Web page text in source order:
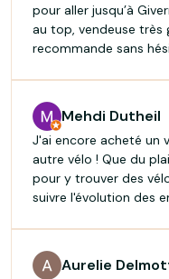
pour aller jusqu’à
au top, vendeuse très
recommande sans
Mehdi Dutheil
J'ai encore acheté un
autre vélo ! Que du
pour y trouver des
suivre l'évolution des
Aurelie